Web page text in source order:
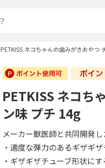
PETKISS ネコちゃんの歯みがきおやつ
PETKISS ネコち
ン味 プチ 14g
メーカー獣医師と共同開発
・適度な弾力のあるギザギ
・ギザギザチューブ形状に